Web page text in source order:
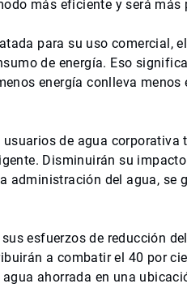
más eficiente y será más
para su uso comercial,
de energía. Eso
energía conlleva menos
de agua corporativa
Disminuirán su
administración del agua, se
esfuerzos de reducción
a combatir el 40 por
ahorrada en una